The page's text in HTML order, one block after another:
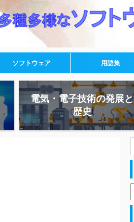
ソフトウェア 用語集
電気・電子技術の発展と
歴史